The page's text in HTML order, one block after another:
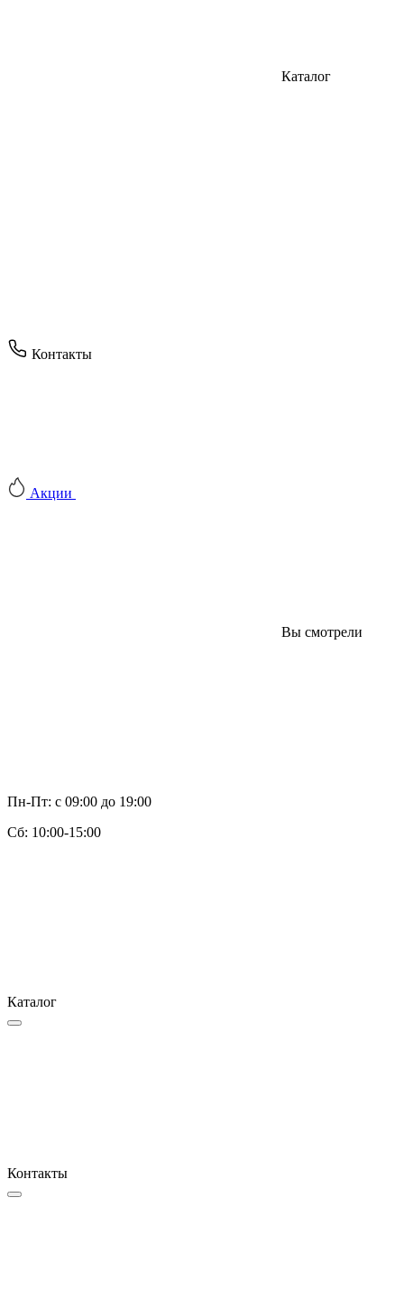
Каталог
Контакты
Акции
Вы смотрели
Пн-Пт: с 09:00 до 19:00
Cб: 10:00-15:00
Каталог
Контакты